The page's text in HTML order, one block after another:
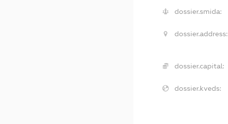
dossier.smida:
dossier.address:
dossier.capital:
dossier.kveds: